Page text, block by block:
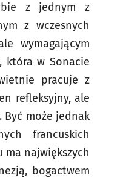
z jednym z
z wczesnych
wymagającym
która w Sonacie
pracuje z
refleksyjny, ale
Być może jednak
francuskich
ma największych
bogactwem